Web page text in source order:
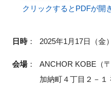
クリックするとPDFが開
日時： 2025年1月17日（金
会場：
ANCHOR KOBE（
加納町４丁目２－１